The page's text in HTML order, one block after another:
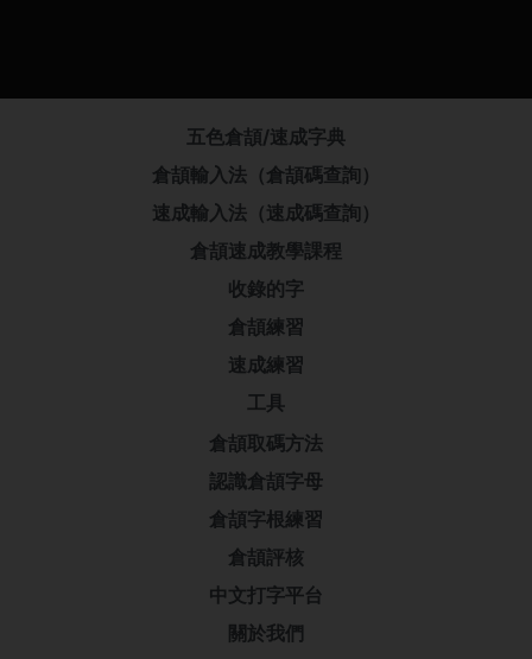
五色倉頡/速成字典
倉頡輸入法（倉頡碼查詢）
速成輸入法（速成碼查詢）
倉頡速成教學課程
收錄的字
倉頡練習
速成練習
工具
倉頡取碼方法
認識倉頡字母
倉頡字根練習
倉頡評核
中文打字平台
關於我們